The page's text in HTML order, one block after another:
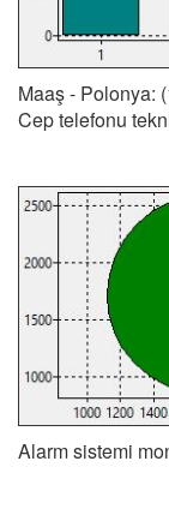
Maaş - Polonya:
Cep telefonu
Alarm sistemi